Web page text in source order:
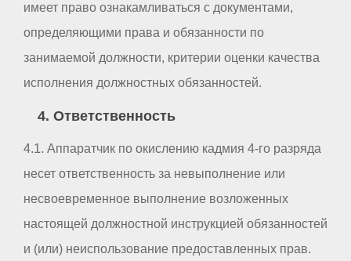
имеет право ознакамливаться с документами,
определяющими права и обязанности по
занимаемой должности, критерии оценки качества
исполнения должностных обязанностей.
4. Ответственность
4.1. Аппаратчик по окислению кадмия 4-го разряда
несет ответственность за невыполнение или
несвоевременное выполнение возложенных
настоящей должностной инструкцией обязанностей
и (или) неиспользование предоставленных прав.